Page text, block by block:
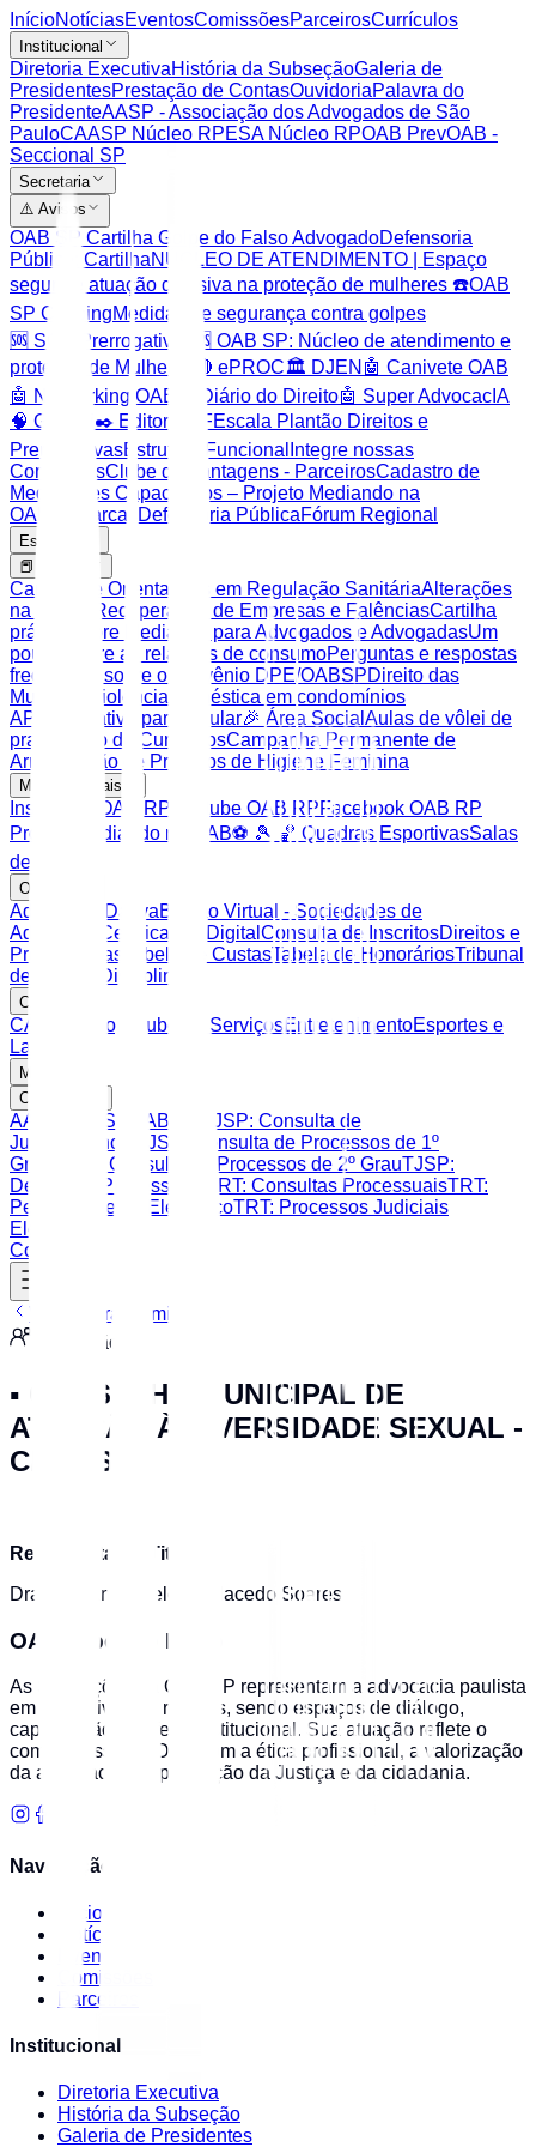
InícioNotíciasEventosComissõesParceirosCurrículos
Institucional
Diretoria ExecutivaHistória da SubseçãoGaleria de
PresidentesPrestação de ContasOuvidoriaPalavra do
PresidenteAASP - Associação dos Advogados de São
PauloCAASP Núcleo RPESA Núcleo RPOAB PrevOAB -
Seccional SP
Secretaria
⚠️ Avisos
OAB SP Cartilha Golpe do Falso AdvogadoDefensoria
Pública: CartilhaNÚCLEO DE ATENDIMENTO | Espaço
seguro e atuação decisiva na proteção de mulheres ☎️OAB
SP ClippingMedidas de segurança contra golpes
🆘 SOS Prerrogativas
🆘 OAB SP: Núcleo de atendimento e
proteção de Mulheres
🔴 ePROC🏛️ DJEN 🤖 Canivete OAB
🤖 Networking OAB
🤖 Diário do Direito🤖 Super AdvocacIA
🧠 Gemini ✒️ Editor PDFEscala Plantão Direitos e
PrerrogativasEstrutura Funcional Integre nossas
ComissõesClube de Vantagens - ParceirosCadastro de
Mediadores Capacitados – Projeto Mediando na
OAB
Comarcas Defensoria PúblicaFórum Regional
Estrutura
📕 Artigos
Cartilha de Orientações em Regulação SanitáriaAlterações
na Lei de Recuperação de Empresas e FalênciasCartilha
prática sobre Mediação para Advogados e AdvogadasUm
pouco sobre as relações de consumoPerguntas e respostas
frequentes sobre o convênio DPE/OABSPDireito das
Mulheres
Violência doméstica em condomínios
APP Aplicativo para celular🎉 Área Social Aulas de vôlei de
praia
Banco de CurrículosCampanha Permanente de
Arrecadação de Produtos de Higiene Feminina
Mídias Sociais
Instagram OAB RP Youtube OAB RPFacebook OAB RP
Projeto Mediando na OAB⚽️ 🎾 🏀 Quadras EsportivasSalas
de Apoio
OAB SP
Advocacia DativaBalcão Virtual - Sociedades de
Advocacia
Certificação Digital Consulta de InscritosDireitos e
Prerrogativas
Tabela de CustasTabela de HonoráriosTribunal
de Ética e Disciplina
CAASP
CAASP Shop Clube de ServiçosEntretenimentoEsportes e
Lazer
Mais
Consultas
AASP CAASP OAB SP
TJSP: Consulta de
Jurisprudência
TJSP: Consulta de Processos de 1º
Grau
TJSP: Consulta de Processos de 2º GrauTJSP:
Despesas Processuais
TRT: Consultas ProcessuaisTRT:
Peticionamento EletrônicoTRT: Processos Judiciais
Eletrônicos
Contato
Voltar para Comissões
Comissão
▪️ CONSELHO MUNICIPAL DE
ATENÇÃO À DIVERSIDADE SEXUAL -
CMADS
Representante Titular:
Dra. Fernanda Heloisa Macedo Soares
OAB Ribeirão Preto
As Subseções da OAB/SP representam a advocacia paulista
em suas diversas regiões, sendo espaços de diálogo,
capacitação e defesa institucional. Sua atuação reflete o
compromisso da OAB com a ética profissional, a valorização
da advocacia e a promoção da Justiça e da cidadania.
Navegação
Início
Notícias
Eventos
Comissões
Parceiros
Institucional
Diretoria Executiva
História da Subseção
Galeria de Presidentes